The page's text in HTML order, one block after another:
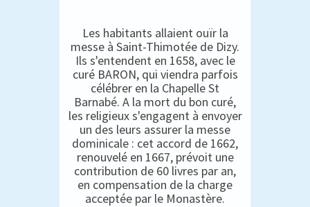
Les habitants allaient ouïr la
messe à Saint-Thimotée de Dizy.
Ils s'entendent en 1658, avec le
curé BARON, qui viendra parfois
célébrer en la Chapelle St
Barnabé. A la mort du bon curé,
les religieux s'engagent à envoyer
un des leurs assurer la messe
dominicale : cet accord de 1662,
renouvelé en 1667, prévoit une
contribution de 60 livres par an,
en compensation de la charge
acceptée par le Monastère.